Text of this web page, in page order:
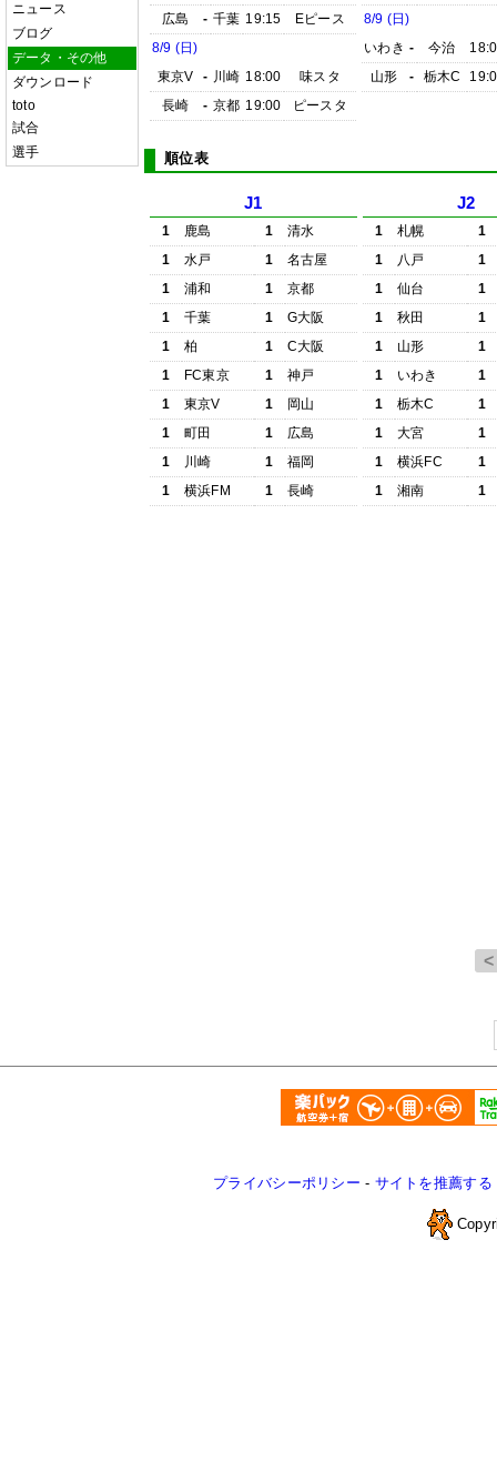
ニュース
ブログ
データ・その他
ダウンロード
toto
試合
選手
広島
- 千葉 19:15
Eピース
8/9 (日)
東京V
- 川崎 18:00
味スタ
長崎
- 京都 19:00 ピースタ
8/9 (日)
いわき - 今治
山形
- 栃木C
順位表
J1
1 鹿島 1
清水
1
水戸 1
名古屋
1
浦和 1
京都
1
千葉 1
G大阪
1
柏 1
C大阪
1
FC東京 1
神戸
1
東京V 1
岡山
1
町田 1
広島
1
川崎 1
福岡
1
横浜FM 1 長崎
J2
1 札幌
1
1
八戸
1
1
仙台
1
1
秋田
1
1
山形
1
1
いわき
1
1
栃木C
1
1
大宮
1
1
横浜FC
1
1
湘南 1
プライバシーポリシー - サイトを推薦する